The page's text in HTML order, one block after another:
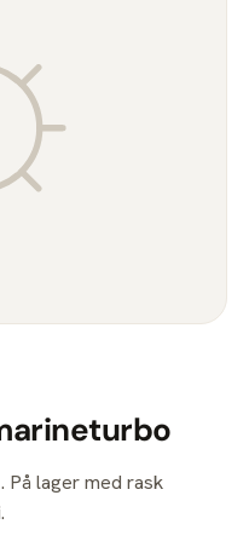
På lager med rask